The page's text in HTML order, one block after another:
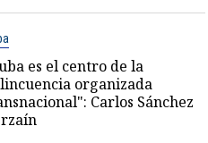
es el centro de la
organizada
Carlos Sánchez